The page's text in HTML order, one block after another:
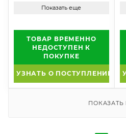
Показать еще
ТОВАР ВРЕМЕННО
НЕДОСТУПЕН К
ПОКУПКЕ
УЗНАТЬ О ПОСТУПЛЕНИИ
ПОКАЗАТЬ